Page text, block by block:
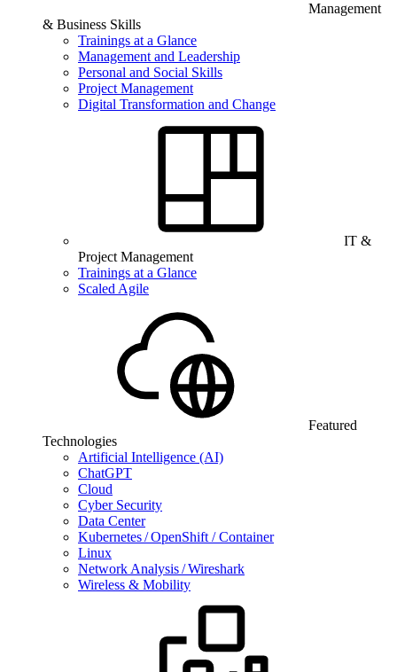
Management
& Business Skills
Trainings at a Glance
Management and Leadership
Personal and Social Skills
Project Management
Digital Transformation and Change
IT &
Project Management
Trainings at a Glance
Scaled Agile
Featured
Technologies
Artificial Intelligence (AI)
ChatGPT
Cloud
Cyber Security
Data Center
Kubernetes / OpenShift / Container
Linux
Network Analysis / Wireshark
Wireless & Mobility